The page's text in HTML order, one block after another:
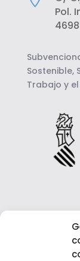
Pol.
Sostenible,
Trabajo y